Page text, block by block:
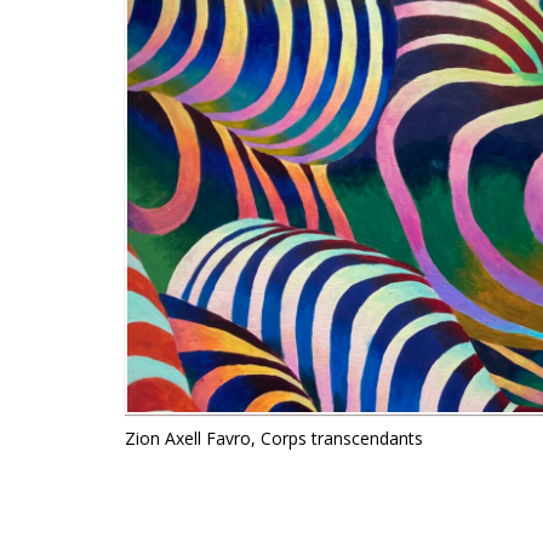
Zion Axell Favro, Corps transcendants